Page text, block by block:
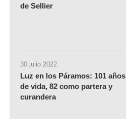
de Sellier
30 julio 2022
Luz en los Páramos: 101 años
de vida, 82 como partera y
curandera